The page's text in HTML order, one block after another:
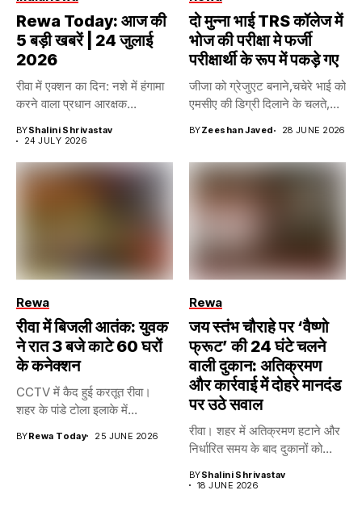
Rewa Today: आज की
5 बड़ी खबरें | 24 जुलाई
2026
रीवा में एक्शन का दिन: नशे में हंगामा
करने वाला प्रधान आरक्षक...
BYShalini Shrivastav
24 JULY 2026
दो मुन्ना भाई TRS कॉलेज में
भोज की परीक्षा मे फर्जी
परीक्षार्थी के रूप में पकड़े गए
जीजा को ग्रेजुएट बनाने,चचेरे भाई को
एमसीए की डिग्री दिलाने के चलते,...
BYZeeshan Javed 28 JUNE 2026
Rewa
रीवा में बिजली आतंक: युवक
ने रात 3 बजे काटे 60 घरों
के कनेक्शन
CCTV में कैद हुई करतूत रीवा।
शहर के पांडे टोला इलाके में...
BYRewa Today 25 JUNE 2026
Rewa
जय स्तंभ चौराहे पर ‘वैष्णो
फ्रूट’ की 24 घंटे चलने
वाली दुकान: अतिक्रमण
और कार्रवाई में दोहरे मानदंड
पर उठे सवाल
रीवा। शहर में अतिक्रमण हटाने और
निर्धारित समय के बाद दुकानों को...
BYShalini Shrivastav
18 JUNE 2026